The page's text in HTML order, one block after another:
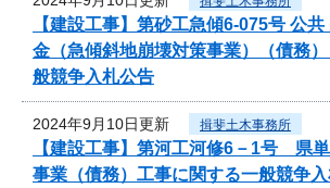
【建設工事】第砂工急傾6-075号 公
金（急傾斜地崩壊対策事業）（債務
般競争入札公告
2024年9月10日更新 揖斐土木事務所
【建設工事】第河工河修6－1号 県
事業（債務）工事に関する一般競争